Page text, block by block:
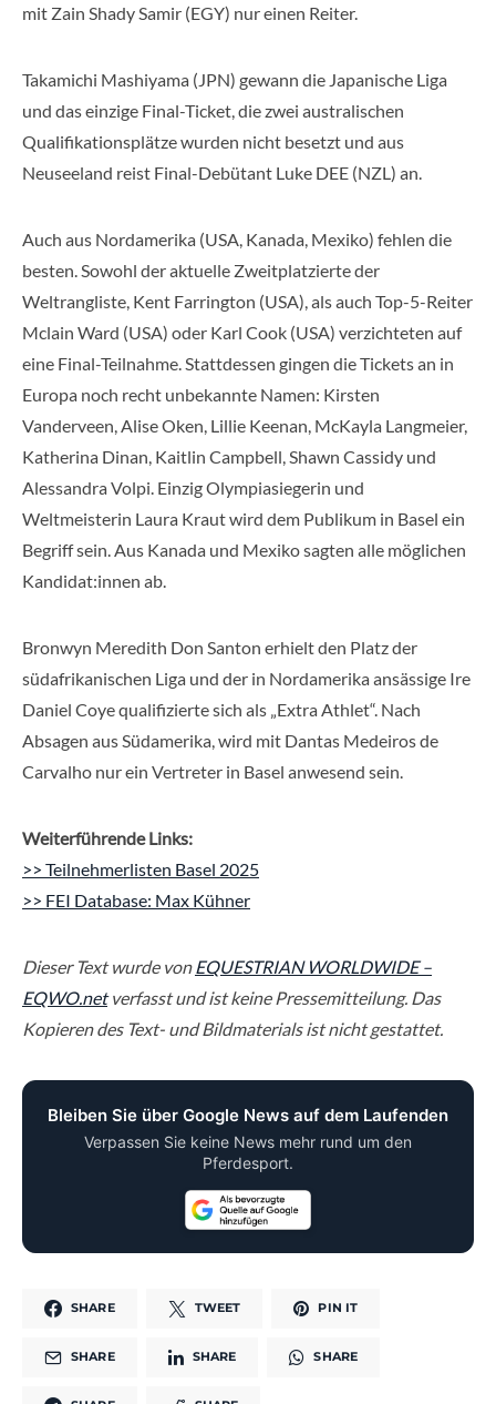
mit Zain Shady Samir (EGY) nur einen Reiter.
Takamichi Mashiyama (JPN) gewann die Japanische Liga
und das einzige Final-Ticket, die zwei australischen
Qualifikationsplätze wurden nicht besetzt und aus
Neuseeland reist Final-Debütant Luke DEE (NZL) an.
Auch aus Nordamerika (USA, Kanada, Mexiko) fehlen die
besten. Sowohl der aktuelle Zweitplatzierte der
Weltrangliste, Kent Farrington (USA), als auch Top-5-Reiter
Mclain Ward (USA) oder Karl Cook (USA) verzichteten auf
eine Final-Teilnahme. Stattdessen gingen die Tickets an in
Europa noch recht unbekannte Namen: Kirsten
Vanderveen, Alise Oken, Lillie Keenan, McKayla Langmeier,
Katherina Dinan, Kaitlin Campbell, Shawn Cassidy und
Alessandra Volpi. Einzig Olympiasiegerin und
Weltmeisterin Laura Kraut wird dem Publikum in Basel ein
Begriff sein. Aus Kanada und Mexiko sagten alle möglichen
Kandidat:innen ab.
Bronwyn Meredith Don Santon erhielt den Platz der
südafrikanischen Liga und der in Nordamerika ansässige Ire
Daniel Coye qualifizierte sich als „Extra Athlet“. Nach
Absagen aus Südamerika, wird mit Dantas Medeiros de
Carvalho nur ein Vertreter in Basel anwesend sein.
Weiterführende Links:
>> Teilnehmerlisten Basel 2025
>> FEI Database: Max Kühner
Dieser Text wurde von EQUESTRIAN WORLDWIDE –
EQWO.netverfasst und ist keine Pressemitteilung. Das
Kopieren des Text- und Bildmaterials ist nicht gestattet.
Bleiben Sie über Google News auf dem Laufenden
Verpassen Sie keine News mehr rund um den
Pferdesport.
SHARE TWEET PIN IT
SHARE SHARE SHARE